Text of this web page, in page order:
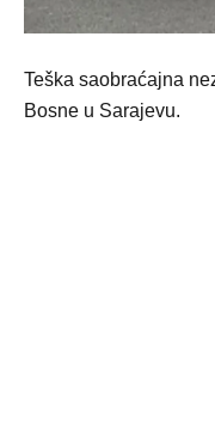
Teška saobraćajna
Bosne u Sarajevu.